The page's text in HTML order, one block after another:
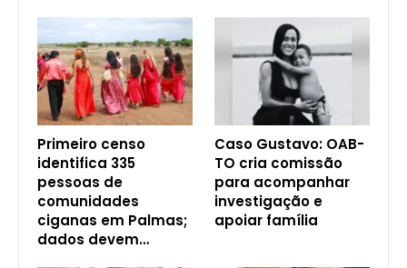
Primeiro censo
identifica 335
pessoas de
comunidades
ciganas em Palmas;
dados devem…
Caso Gustavo: OAB-
TO cria comissão
para acompanhar
investigação e
apoiar família